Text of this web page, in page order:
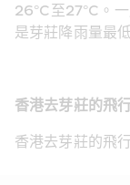
26°C至27°C。
是芽莊降雨量最
香港去芽莊的飛
香港去芽莊的飛